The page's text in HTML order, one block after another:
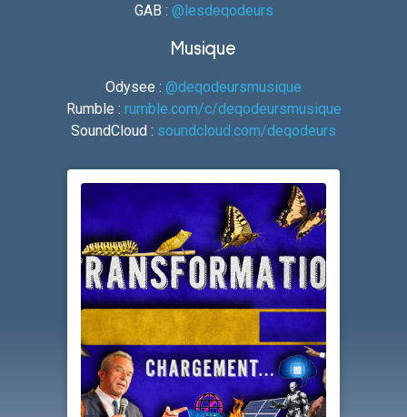
GAB : @lesdeqodeurs
Musique
Odysee : @deqodeursmusique
Rumble : rumble.com/c/deqodeursmusique
SoundCloud : soundcloud.com/deqodeurs